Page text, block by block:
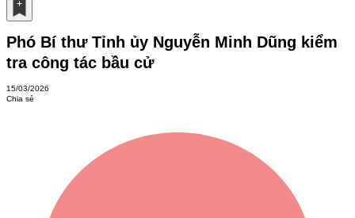
Phó Bí thư Tỉnh ủy Nguyễn Minh Dũng kiểm
tra công tác bầu cử
15/03/2026
Chia sẻ